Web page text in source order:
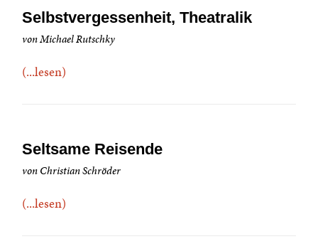
Selbstvergessenheit, Theatralik
von Michael Rutschky
(...lesen)
Seltsame Reisende
von Christian Schröder
(...lesen)